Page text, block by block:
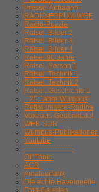
Presse-Anfragen
RADIO-FORUM WGF
Radio-Puzzle
Rätsel. Bilder 2
Rätsel. Bilder 3
Rätsel. Bilder 4
Rätsel 90 Jahre
Rätsel. Person 1
Rätsel. Technik 1
Rätsel. Technik 2
Rätsel. Geschichte 1
.. 25 Jahre Wumpus
Rettet-unsere-Radios
Voxhaus-Gedenktafel
WEB-SDR
Wumpus-Publikationen
Youtube
---------------------
Off Topic
ACR
Amateurfunk
Die echte Havelquelle
Foto-Galerien